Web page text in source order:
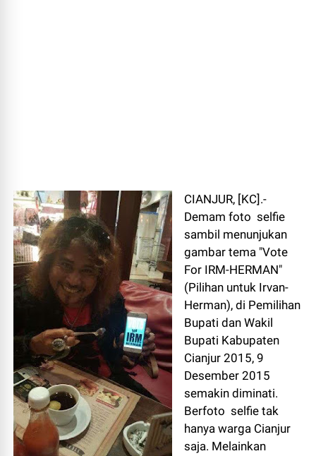
CIANJUR, [KC].-
Demam foto selfie
sambil menunjukan
gambar tema "Vote
For IRM-HERMAN"
(Pilihan untuk Irvan-
Herman), di Pemilihan
Bupati dan Wakil
Bupati Kabupaten
Cianjur 2015, 9
Desember 2015
semakin diminati.
Berfoto selfie tak
hanya warga Cianjur
saja. Melainkan